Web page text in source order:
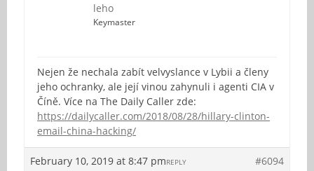
leho
Keymaster
Nejen že nechala zabít velvyslance v Lybii a členy
jeho ochranky, ale její vinou zahynuli i agenti CIA v
Číně. Více na The Daily Caller zde:
https://dailycaller.com/2018/08/28/hillary-clinton-
email-china-hacking/
February 10, 2019 at 8:47 pm #6094
REPLY